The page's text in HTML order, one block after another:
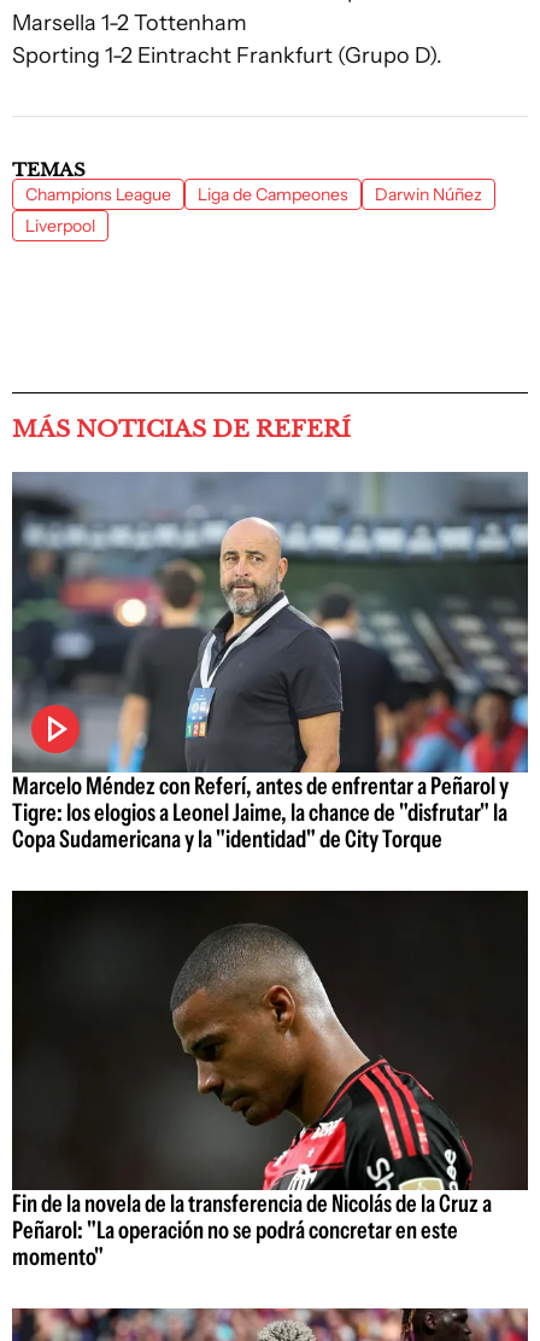
Marsella 1-2 Tottenham
Sporting 1-2 Eintracht Frankfurt (Grupo D).
TEMAS
Champions League Liga de Campeones
Darwin Núñez
Liverpool
MÁS NOTICIAS DE REFERÍ
Marcelo Méndez con Referí, antes de enfrentar a Peñarol y
Tigre: los elogios a Leonel Jaime, la chance de "disfrutar" la
Copa Sudamericana y la "identidad" de City Torque
Fin de la novela de la transferencia de Nicolás de la Cruz a
Peñarol: "La operación no se podrá concretar en este
momento"